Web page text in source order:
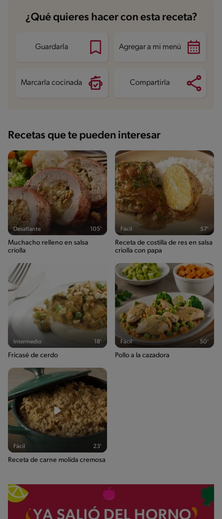
Carbohidratos 7.4 g
Energía 285.8 kcal
Proteína
Grasas saturadas 5.6 g
¿Qué quieres hacer con esta receta?
Guardarla Agregar a mi menú
Marcarla cocinada Compartirla
Recetas que te pueden interesar
Desafiante 105'
Muchacho relleno en salsa
criolla
Fácil 57'
Receta de costilla de res en salsa
criolla con papa
Intermedio 18'
Fricasé de cerdo
Fácil 50'
Pollo a la cazadora
Fácil 23'
Receta de carne molida cremosa